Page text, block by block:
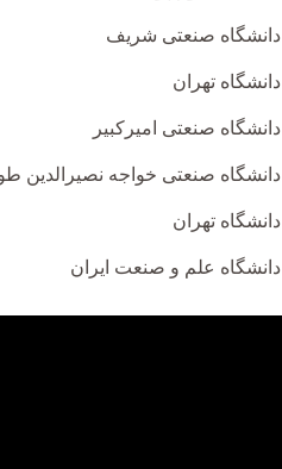
دانشگاه صنعتی شریف
دانشگاه تهران
دانشگاه صنعتی امیرکبیر
دانشگاه صنعتی خواجه نصیرالدین
دانشگاه تهران
دانشگاه علم و صنعت ایران